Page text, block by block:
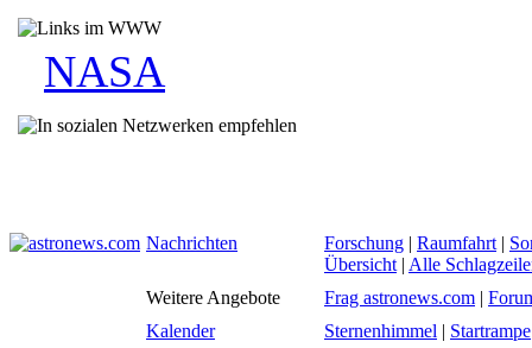
NASA
Nachrichten Forschung | Raumfahrt |
Übersicht | Alle
Weitere Angebote
Frag astronews.com |
Kalender
Sternenhimmel | Startrampe